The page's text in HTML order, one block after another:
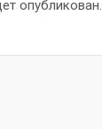
опубликован.